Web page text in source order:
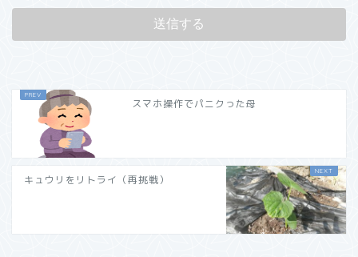
スマホ操作でパニクった母
キュウリをリトライ（再挑戦）